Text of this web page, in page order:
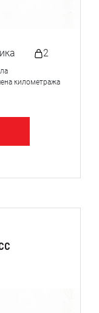
2
километража